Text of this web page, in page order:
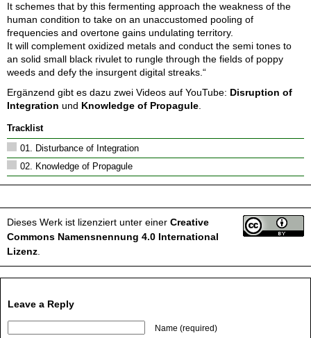
It schemes that by this fermenting approach the weakness of the
human condition to take on an unaccustomed pooling of
frequencies and overtone gains undulating territory.
It will complement oxidized metals and conduct the semi tones to
an solid small black rivulet to rungle through the fields of poppy
weeds and defy the insurgent digital streaks.“
Ergänzend gibt es dazu zwei Videos auf YouTube: Disruption of
Integration und Knowledge of Propagule
Tracklist
01. Disturbance of Integration
02. Knowledge of Propagule
Dieses Werk ist lizenziert unter einer Creative
Commons Namensnennung 4.0 International
Lizenz
Leave a Reply
Name (required)